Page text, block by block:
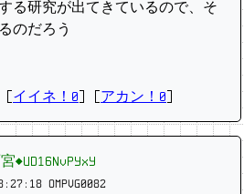
る研究が出てきているので、そ
のだろう
イイネ！0 アカン！0
◆UD16NvPYxY
OMPVG0082